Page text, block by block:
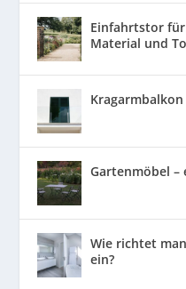
Einfahrtstor
Material und
Kragarmbalkon
Gartenmöbel
Wie richtet
ein?